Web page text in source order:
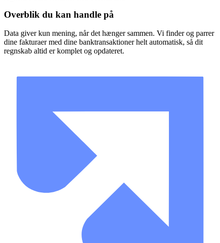
Overblik du kan handle på
Data giver kun mening, når det hænger sammen. Vi finder og parrer
dine fakturaer med dine banktransaktioner helt automatisk, så dit
regnskab altid er komplet og opdateret.